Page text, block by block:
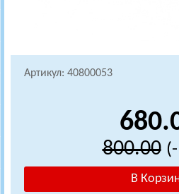
Артикул: 40800053
800.00